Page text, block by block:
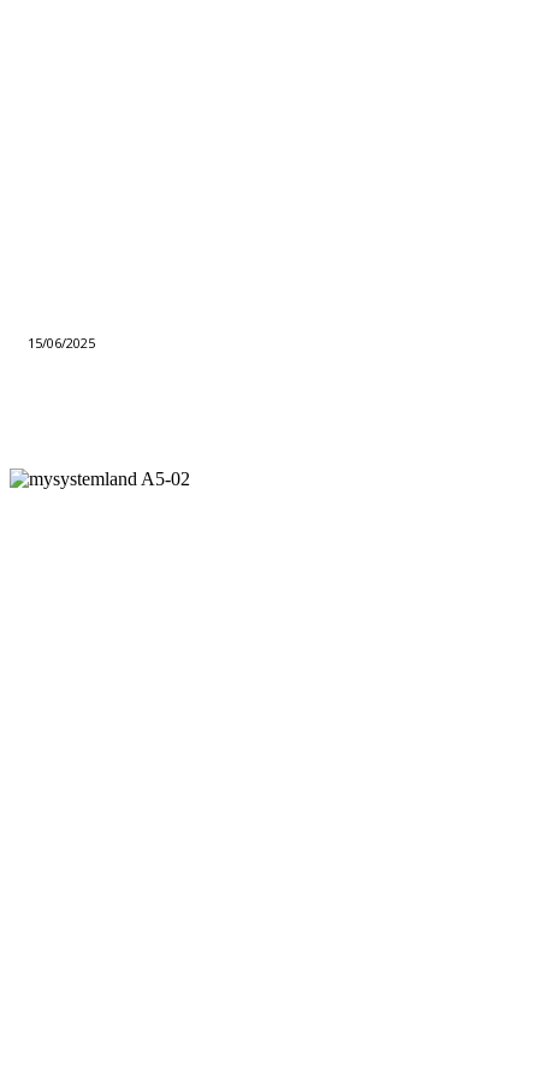
15/06/2025